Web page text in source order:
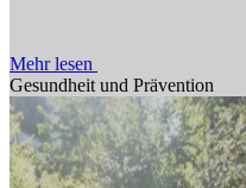
Mehr lesen
Gesundheit und Prävention